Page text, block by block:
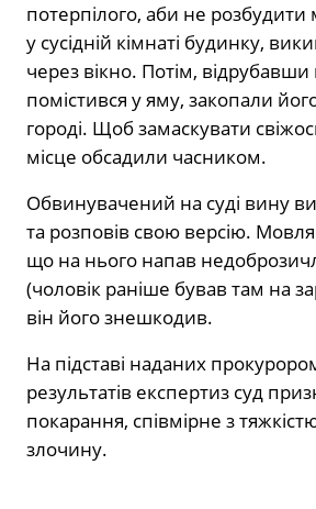
потерпілого, аби не розбудити
у сусідній кімнаті будинку,
через вікно. Потім,
помістився у яму, закопали
городі. Щоб замаскувати
місце обсадили часником.
Обвинувачений на суді вину
та розповів свою версію.
що на нього напав
(чоловік раніше бував там на
він його знешкодив.
На підставі наданих
результатів експертиз суд
покарання, співмірне з
злочину.